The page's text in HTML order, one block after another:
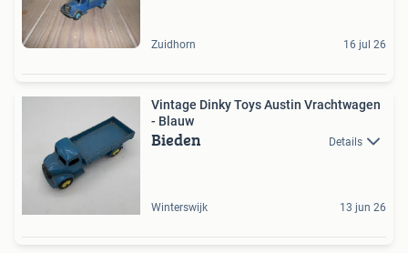
Zuidhorn 16 jul 26
Vintage Dinky Toys Austin Vrachtwagen
- Blauw
Bieden Details
Winterswijk 13 jun 26